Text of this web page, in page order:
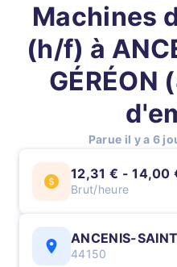
Machines
(h/f) à
Parue il y a 6
12,31 € - 14,00
Brut/heure
ANCENIS-
44150